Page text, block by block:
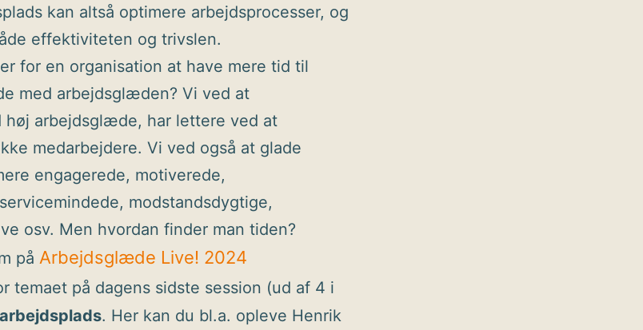
kan altså optimere arbejdsprocesser, og
effektiviteten og trivslen.
for en organisation at have mere tid til
med arbejdsglæden? Vi ved at
høj arbejdsglæde, har lettere ved at
medarbejdere. Vi ved også at glade
engagerede, motiverede,
modstandsdygtige,
osv. Men hvordan finder man tiden?
på Arbejdsglæde Live! 2024
temaet på dagens sidste session (ud af 4 i
. Her kan du bl.a. opleve Henrik